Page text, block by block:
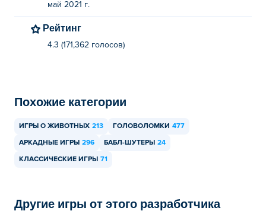
май 2021 г.
Рейтинг
4.3 (171,362 голосов)
Похожие категории
ИГРЫ О ЖИВОТНЫХ 213 ГОЛОВОЛОМКИ 477
АРКАДНЫЕ ИГРЫ 296 БАБЛ-ШУТЕРЫ 24
КЛАССИЧЕСКИЕ ИГРЫ 71
Другие игры от этого разработчика